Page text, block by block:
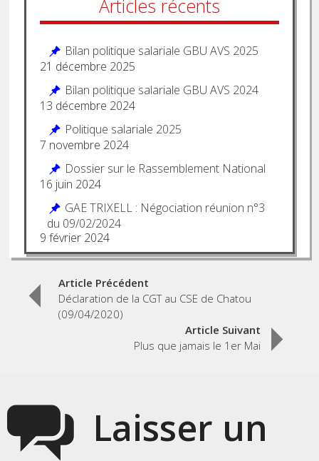
Articles récents
Bilan politique salariale GBU AVS 2025
21 décembre 2025
Bilan politique salariale GBU AVS 2024
13 décembre 2024
Politique salariale 2025
7 novembre 2024
Dossier sur le Rassemblement National
16 juin 2024
GAE TRIXELL : Négociation réunion n°3
du 09/02/2024
9 février 2024
Post
navigation
Article Précédent
Déclaration de la CGT au CSE de Chatou
(09/04/2020)
Article Suivant
Plus que jamais le 1er Mai
Laisser un